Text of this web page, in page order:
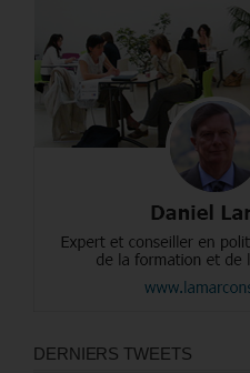
DERNIERS TWEETS